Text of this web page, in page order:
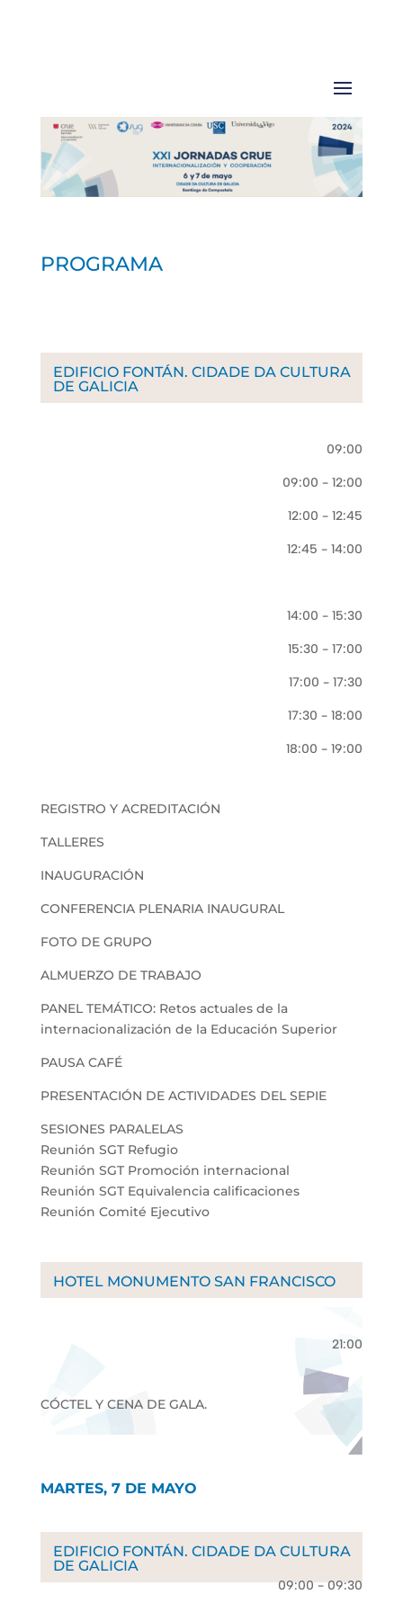
PROGRAMA
EDIFICIO FONTÁN. CIDADE DA CULTURA
DE GALICIA
09:00
09:00 - 12:00
12:00 - 12:45
12:45 - 14:00
14:00 - 15:30
15:30 - 17:00
17:00 - 17:30
17:30 - 18:00
18:00 - 19:00
REGISTRO Y ACREDITACIÓN
TALLERES
INAUGURACIÓN
CONFERENCIA PLENARIA INAUGURAL
FOTO DE GRUPO
ALMUERZO DE TRABAJO
PANEL TEMÁTICO: Retos actuales de la
internacionalización de la Educación Superior
PAUSA CAFÉ
PRESENTACIÓN DE ACTIVIDADES DEL SEPIE
SESIONES PARALELAS
Reunión SGT Refugio
Reunión SGT Promoción internacional
Reunión SGT Equivalencia calificaciones
Reunión Comité Ejecutivo
HOTEL MONUMENTO SAN FRANCISCO
21:00
CÓCTEL Y CENA DE GALA.
MARTES, 7 DE MAYO
EDIFICIO FONTÁN. CIDADE DA CULTURA
DE GALICIA
09:00 - 09:30